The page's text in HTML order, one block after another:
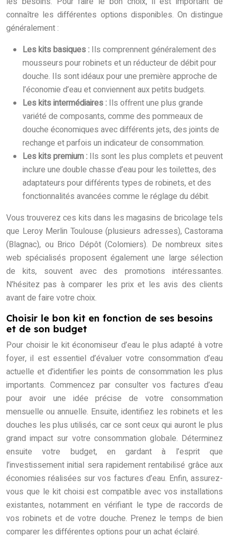
connaître les différentes options disponibles. On distingue
généralement :
Les kits basiques : Ils comprennent généralement des
mousseurs pour robinets et un réducteur de débit pour
douche. Ils sont idéaux pour une première approche de
l’économie d’eau et conviennent aux petits budgets.
Les kits intermédiaires : Ils offrent une plus grande
variété de composants, comme des pommeaux de
douche économiques avec différents jets, des joints de
rechange et parfois un indicateur de consommation.
Les kits premium : Ils sont les plus complets et peuvent
inclure une double chasse d’eau pour les toilettes, des
adaptateurs pour différents types de robinets, et des
fonctionnalités avancées comme le réglage du débit.
Vous trouverez ces kits dans les magasins de bricolage tels
que Leroy Merlin Toulouse (plusieurs adresses), Castorama
(Blagnac), ou Brico Dépôt (Colomiers). De nombreux sites
web spécialisés proposent également une large sélection
de kits, souvent avec des promotions intéressantes.
N’hésitez pas à comparer les prix et les avis des clients
avant de faire votre choix.
Choisir le bon kit en fonction de ses besoins
et de son budget
Pour choisir le kit économiseur d’eau le plus adapté à votre
foyer, il est essentiel d’évaluer votre consommation d’eau
actuelle et d’identifier les points de consommation les plus
importants. Commencez par consulter vos factures d’eau
pour avoir une idée précise de votre consommation
mensuelle ou annuelle. Ensuite, identifiez les robinets et les
douches les plus utilisés, car ce sont ceux qui auront le plus
grand impact sur votre consommation globale. Déterminez
ensuite votre budget, en gardant à l’esprit que
l’investissement initial sera rapidement rentabilisé grâce aux
économies réalisées sur vos factures d’eau. Enfin, assurez-
vous que le kit choisi est compatible avec vos installations
existantes, notamment en vérifiant le type de raccords de
vos robinets et de votre douche. Prenez le temps de bien
comparer les différentes options pour un achat éclairé.